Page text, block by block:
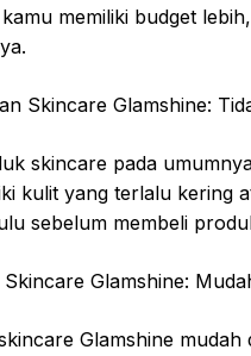
memiliki budget
Skincare Glamshine:
skincare pada
kulit yang terlalu kering
sebelum membeli
Skincare Glamshine:
Glamshine